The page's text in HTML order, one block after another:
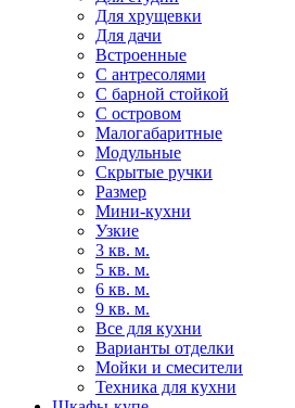
Для хрущевки
Для дачи
Встроенные
С антресолями
С барной стойкой
С островом
Малогабаритные
Модульные
Скрытые ручки
Размер
Мини-кухни
Узкие
3 кв. м.
5 кв. м.
6 кв. м.
9 кв. м.
Все для кухни
Варианты отделки
Мойки и смесители
Техника для кухни